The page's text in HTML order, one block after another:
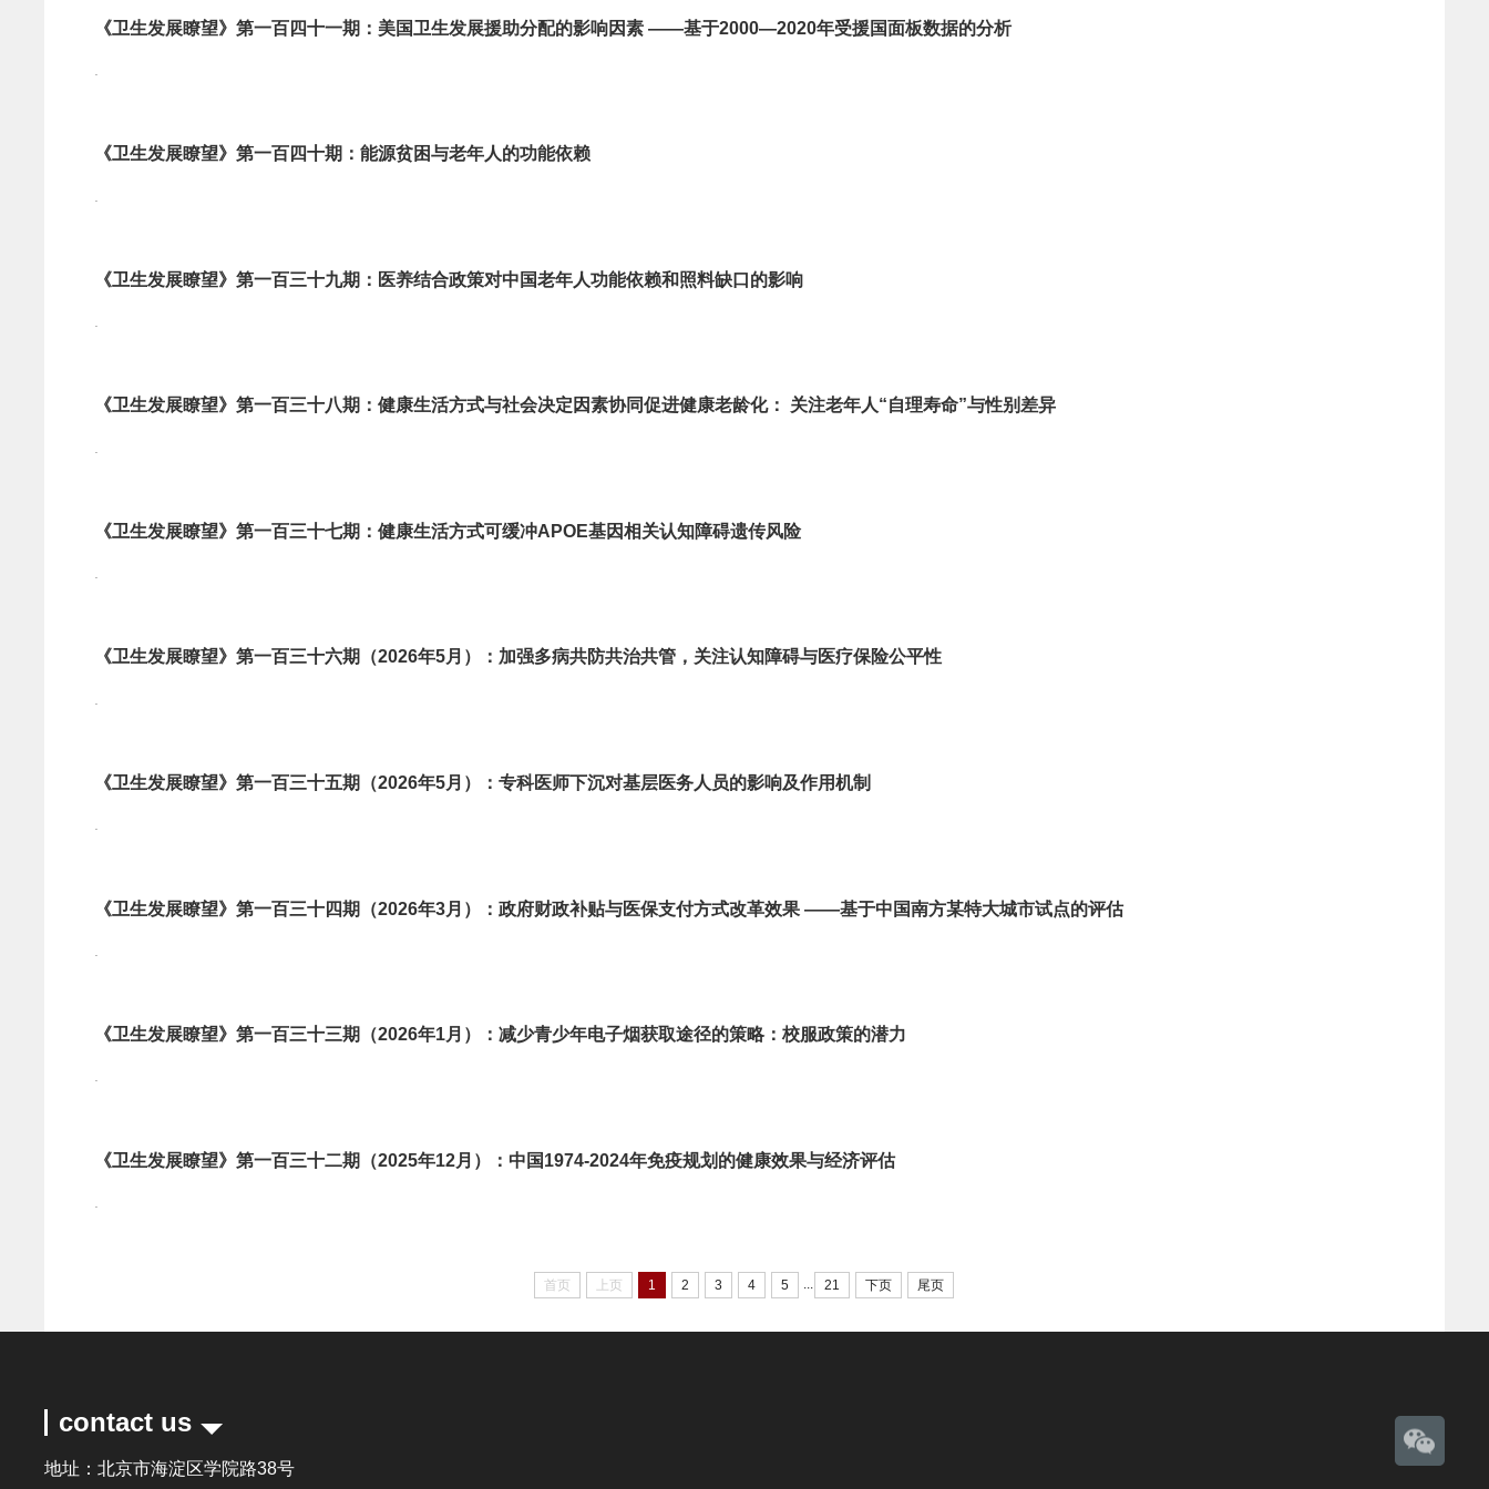
《卫生发展瞭望》第一百四十一期：美国卫生发展援助分配的影响因素 ——基于2000—2020年受援国面板数据的分析
《卫生发展瞭望》第一百四十期：能源贫困与老年人的功能依赖
《卫生发展瞭望》第一百三十九期：医养结合政策对中国老年人功能依赖和照料缺口的影响
《卫生发展瞭望》第一百三十八期：健康生活方式与社会决定因素协同促进健康老龄化： 关注老年人“自理寿命”与性别差异
《卫生发展瞭望》第一百三十七期：健康生活方式可缓冲APOE基因相关认知障碍遗传风险
.
《卫生发展瞭望》第一百三十六期（2026年5月）：加强多病共防共治共管，关注认知障碍与医疗保险公平性
《卫生发展瞭望》第一百三十五期（2026年5月）：专科医师下沉对基层医务人员的影响及作用机制
.
《卫生发展瞭望》第一百三十四期（2026年3月）：政府财政补贴与医保支付方式改革效果 ——基于中国南方某特大城市试点的评估
《卫生发展瞭望》第一百三十三期（2026年1月）：减少青少年电子烟获取途径的策略：校服政策的潜力
.
《卫生发展瞭望》第一百三十二期（2025年12月）：中国1974-2024年免疫规划的健康效果与经济评估
首页 上页 1 2 3 4 5 ... 21 下页 尾页
contact us
地址：北京市海淀区学院路38号